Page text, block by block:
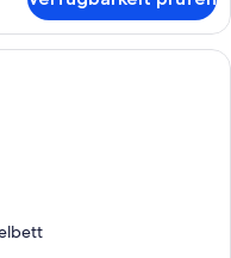
Poolbereich mit